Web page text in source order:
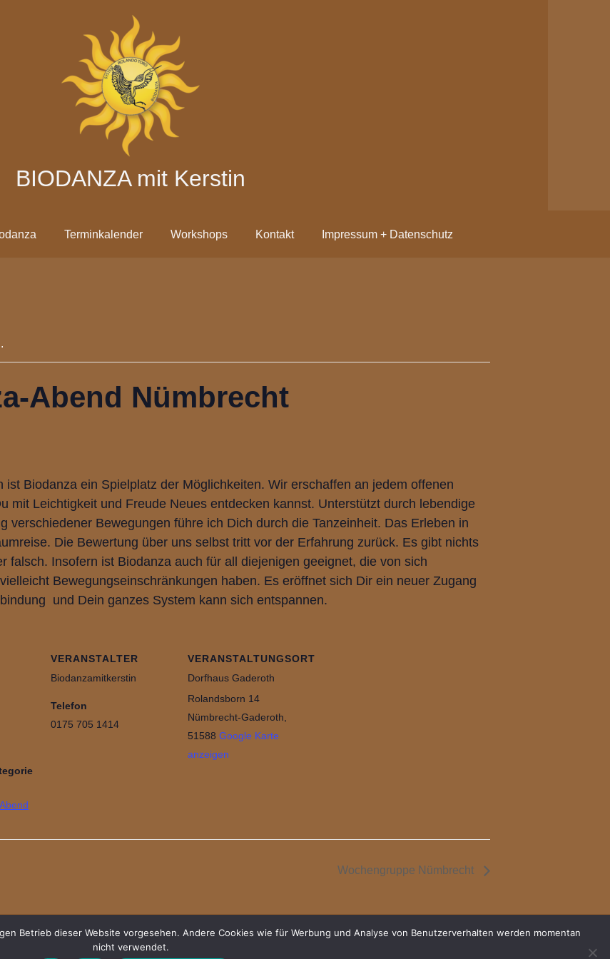
BIODANZA mit Kerstin
Terminkalender Workshops Kontakt Impressum + Datenschutz
Abend Nümbrecht
Biodanza ein Spielplatz der Möglichkeiten. Wir erschaffen an jedem offenen
mit Leichtigkeit und Freude Neues entdecken kannst. Unterstützt durch lebendige
verschiedener Bewegungen führe ich Dich durch die Tanzeinheit. Das Erleben in
Die Bewertung über uns selbst tritt vor der Erfahrung zurück. Es gibt nichts
falsch. Insofern ist Biodanza auch für all diejenigen geeignet, die von sich
Bewegungseinschränkungen haben. Es eröffnet sich Dir ein neuer Zugang
und Dein ganzes System kann sich entspannen.
VERANSTALTER
Biodanzamitkerstin
Telefon
0175 705 1414
VERANSTALTUNGSORT
Dorfhaus Gaderoth
Rolandsborn 14
Nümbrecht-Gaderoth
51588 Google Karte
anzeigen
Wochengruppe Nümbrecht
Betrieb dieser Website vorgesehen. Andere Cookies wie für Werbung und Analyse von Benutzerverhalten werden momentan
nicht verwendet.